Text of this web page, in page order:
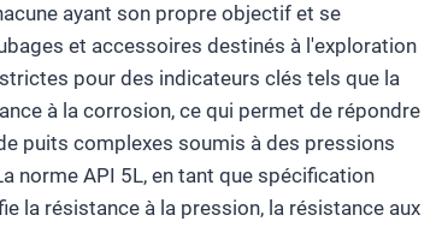
ayant son propre objectif et se
et accessoires destinés à l'exploration
pour des indicateurs clés tels que la
à la corrosion, ce qui permet de répondre
puits complexes soumis à des pressions
norme API 5L, en tant que spécification
la résistance à la pression, la résistance aux